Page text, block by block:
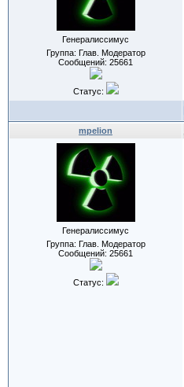
Генералиссимус
Группа: Глав. Модератор
Сообщений: 25661
Статус:
mpelion
Генералиссимус
Группа: Глав. Модератор
Сообщений: 25661
Статус: